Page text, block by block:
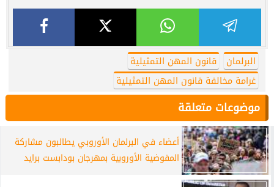
البرلمان
قانون المهن التمثيلية
غرامة مخالفة قانون المهن التمثيلية
موضوعات متعلقة
أعضاء في البرلمان الأوروبي يطالبون مشاركة
المفوضية الأوروبية بمهرجان بودابست برايد